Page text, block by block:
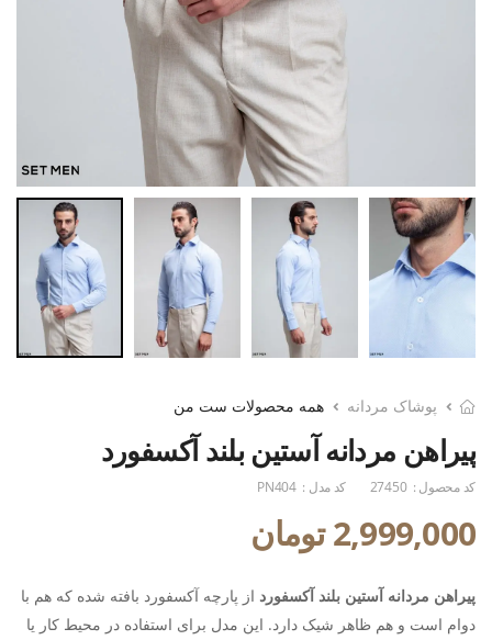
پوشاک مردانه همه محصولات ست من
پیراهن مردانه آستین بلند آکسفورد
کد محصول : 27450 کد مدل : PN404
2,999,000 تومان
پیراهن مردانه آستین بلند آکسفورد از پارچه آکسفورد بافته شده که هم با
دوام است و هم ظاهر شیک دارد. این مدل برای استفاده در محیط کار یا